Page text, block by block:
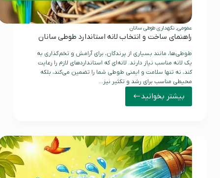
عمومی, نگهداری طوطی سانان
راهنمای ساخت و انتخاب لانه استاندارد طوطی سانان
طوطی‌ها، مانند بسیاری از پرندگان، برای آرامش و تخم‌گذاری به
یک لانه مناسب نیاز دارند. لانه‌ای که استانداردهای لازم را رعایت
کند، نه تنها سلامت و ایمنی طوطی شما را تضمین می‌کند، بلکه
محیطی مناسب برای رشد و تکثیر نیز…
بیشتر بخوانید
راهنمای
انتخاب
لانه
استاندارد
طوطی